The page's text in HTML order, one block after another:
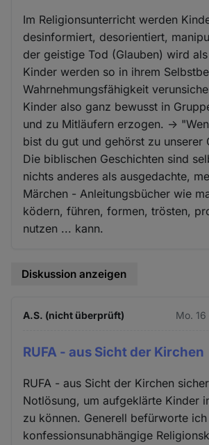
Im Religionsunterricht werden
desinformiert, desorientiert,
der geistige Tod (Glauben) wird
Kinder werden so in ihrem
Wahrnehmungsfähigkeit
Kinder also ganz bewusst in
und zu Mitläufern erzogen. ->
bist du gut und gehörst zu unserer
Die biblischen Geschichten sind
nichts anderes als ausgedachte,
Märchen - Anleitungsbücher wie
ködern, führen, formen, trösten,
nutzen ... kann.
Diskussion anzeigen
A.S. (nicht überprüft) Mo.
RUFA - aus Sicht der Kirchen
RUFA - aus Sicht der Kirchen
Notlösung, um aufgeklärte Kinder
zu können. Generell befürworte ich
konfessionsunabhängige